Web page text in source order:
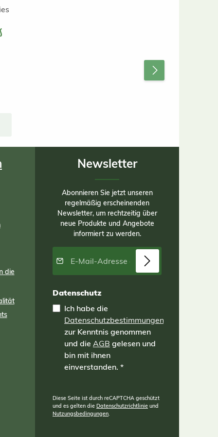
2
ist
die
Newsletter
Abonnieren Sie jetzt unseren
regelmäßig erscheinenden
Newsletter, um rechtzeitig über
neue Produkte und Angebote
informiert zu werden.
E-Mail-Adresse*
Datenschutz
Ich habe die
Datenschutzbestimmungen
zur Kenntnis genommen
und die AGB gelesen und
bin mit ihnen
einverstanden. *
Diese Seite ist durch reCAPTCHA geschützt
und es gelten die Datenschutzrichtlinie und
Nutzungsbedingungen.